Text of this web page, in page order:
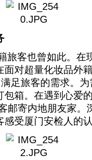
客也曾如此。在
面对超量化妆品外
足旅客的需求。
箱。在遇到心爱
邮寄内地朋友家。
感受厦门安检人的